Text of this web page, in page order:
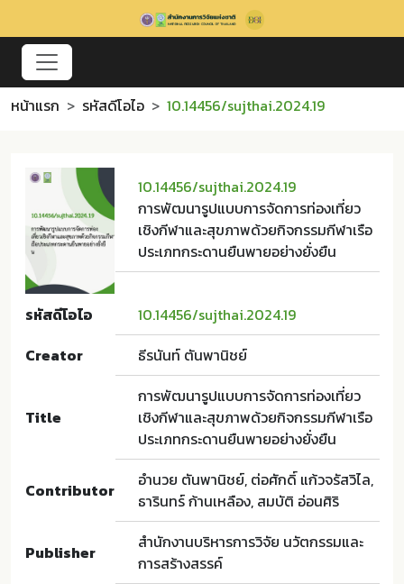
หน้าแรก รหัสดีโอไอ 10.14456/sujthai.2024.19
10.14456/sujthai.2024.19
การพัฒนารูปแบบการจัดการท่องเที่ยว
เชิงกีฬาและสุขภาพด้วยกิจกรรมกีฬาเรือ
ประเภทกระดานยืนพายอย่างยั่งยืน
รหัสดีโอไอ
10.14456/sujthai.2024.19
Creator
ธีรนันท์ ตันพานิชย์
Title
การพัฒนารูปแบบการจัดการท่องเที่ยว
เชิงกีฬาและสุขภาพด้วยกิจกรรมกีฬาเรือ
ประเภทกระดานยืนพายอย่างยั่งยืน
Contributor
อำนวย ตันพานิชย์, ต่อศักดิ์ แก้วจรัสวิไล,
ธารินทร์ ก้านเหลือง, สมบัติ อ่อนศิริ
Publisher
สำนักงานบริหารการวิจัย นวัตกรรมและ
การสร้างสรรค์